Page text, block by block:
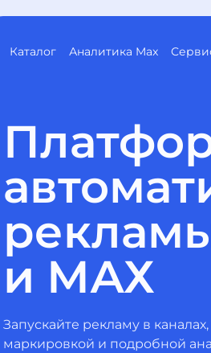
Каталог Аналитика Max
и МАХ
Запускайте рекламу в
маркировкой и подробной